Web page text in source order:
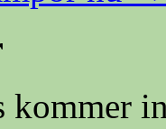
kommer